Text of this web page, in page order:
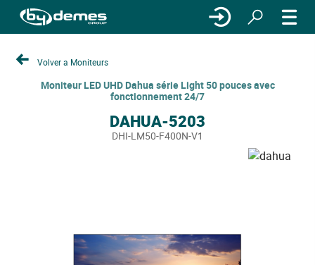
Volver a Moniteurs
Moniteur LED UHD Dahua série Light 50 pouces avec
fonctionnement 24/7
DAHUA-5203
DHI-LM50-F400N-V1